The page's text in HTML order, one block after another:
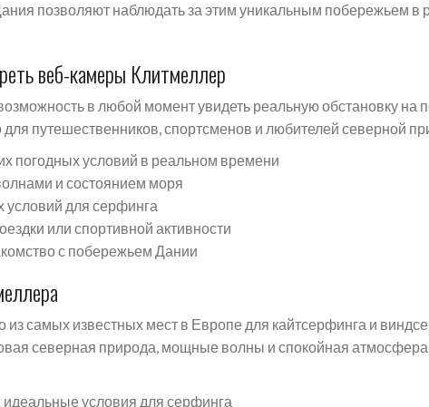
позволяют наблюдать за этим уникальным побережьем в
веб-камеры Клитмеллер
в любой момент увидеть реальную обстановку на
путешественников, спортсменов и любителей северной
погодных условий в реальном времени
и состоянием моря
условий для серфинга
или спортивной активности
с побережьем Дании
из самых известных мест в Европе для кайтсерфинга и
северная природа, мощные волны и спокойная
условия для серфинга